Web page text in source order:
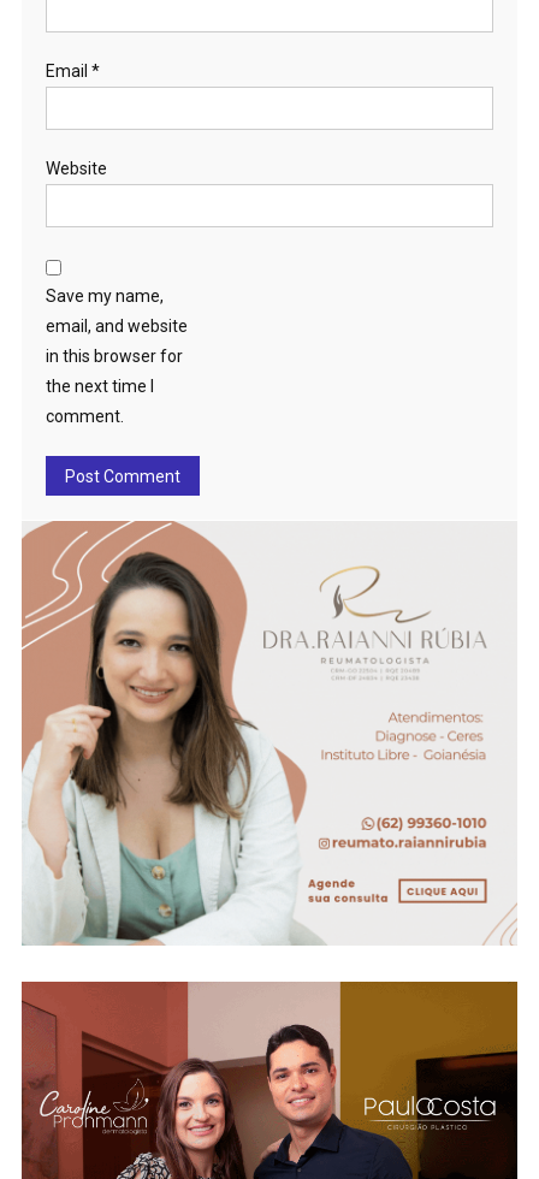
Email *
Website
Save my name,
email, and website
in this browser for
the next time I
comment.